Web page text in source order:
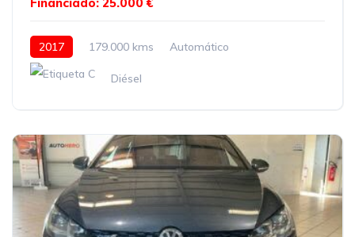
2017 179.000 kms Automático
Diésel